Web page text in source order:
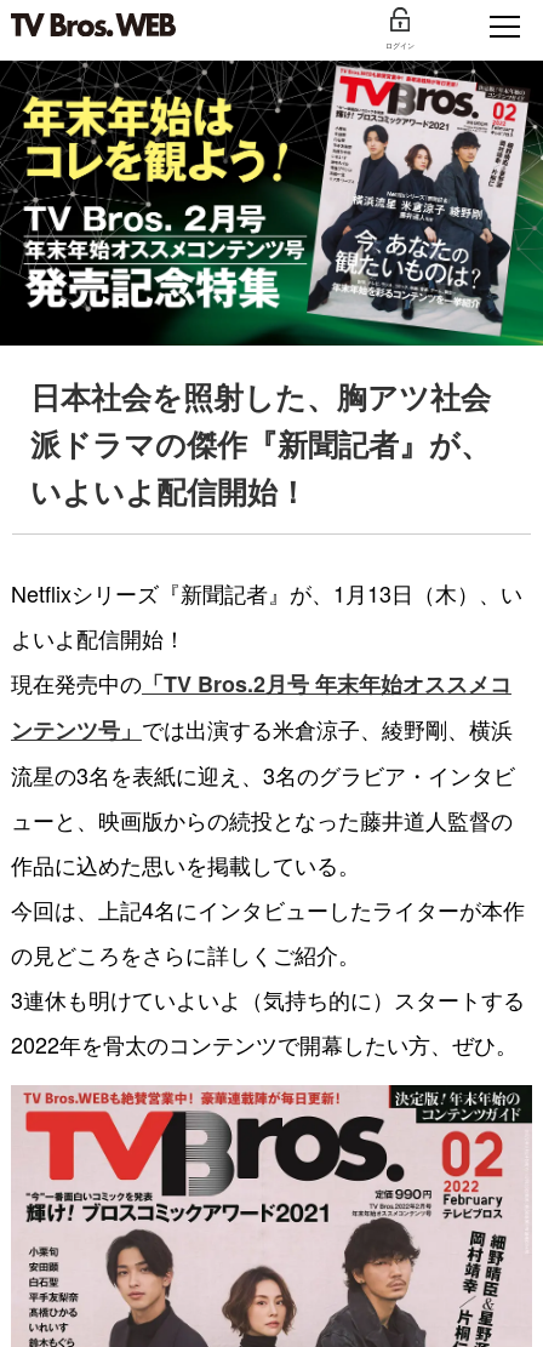
ログイン
日本社会を照射した、胸アツ社会
派ドラマの傑作『新聞記者』が、
いよいよ配信開始！
Netflixシリーズ『新聞記者』が、1月13日（木）、い
よいよ配信開始！
現在発売中の「TV Bros.2月号 年末年始オススメコ
ンテンツ号」 では出演する米倉涼子、綾野剛、横浜
流星の3名を表紙に迎え、3名のグラビア・インタビ
ューと、映画版からの続投となった藤井道人監督の
作品に込めた思いを掲載している。
今回は、上記4名にインタビューしたライターが本作
の見どころをさらに詳しくご紹介。
3連休も明けていよいよ（気持ち的に）スタートする
2022年を骨太のコンテンツで開幕したい方、ぜひ。